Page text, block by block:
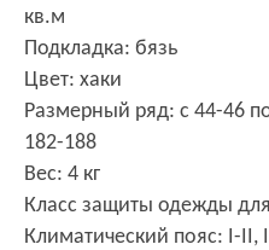
кв.м
Подкладка: бязь
Цвет: хаки
Размерный ряд: с 44-46
182-188
Вес: 4 кг
Класс защиты одежды
Климатический пояс: I-II,